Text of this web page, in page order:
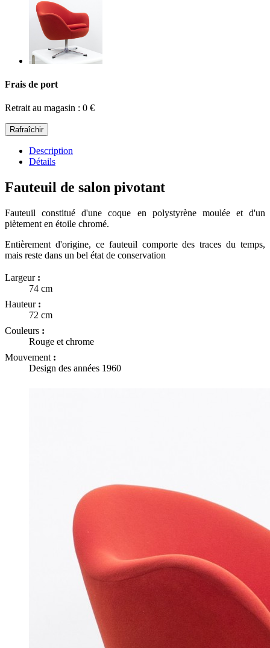
Frais de port
Retrait au magasin : 0 €
Description
Détails
Fauteuil de salon pivotant
Fauteuil constitué d'une coque en polystyrène moulée et d'un
piètement en étoile chromé.
Entièrement d'origine, ce fauteuil comporte des traces du temps,
mais reste dans un bel état de conservation
Largeur :
74 cm
Hauteur :
72 cm
Couleurs :
Rouge et chrome
Mouvement :
Design des années 1960